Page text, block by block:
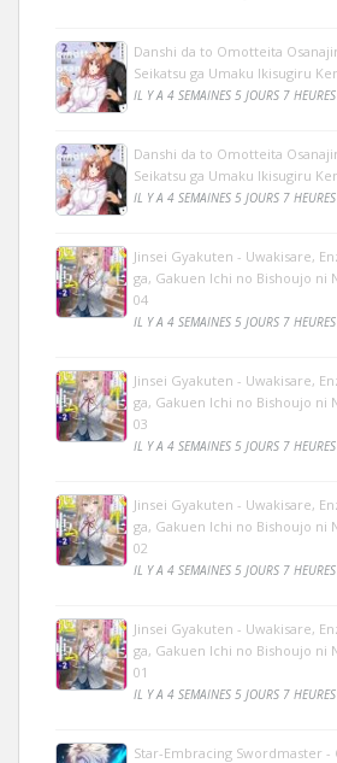
Danshi da to Omotteita
Seikatsu ga Umaku Ikisugiru
IL Y A 4 SEMAINES 5 JOURS 7 HEURES
Danshi da to Omotteita
Seikatsu ga Umaku Ikisugiru
IL Y A 4 SEMAINES 5 JOURS 7 HEURES
Jinsei Gyakuten - Uwakisare,
ga, Gakuen Ichi no Bishoujo ni
04
IL Y A 4 SEMAINES 5 JOURS 7 HEURES
Jinsei Gyakuten - Uwakisare,
ga, Gakuen Ichi no Bishoujo ni
03
IL Y A 4 SEMAINES 5 JOURS 7 HEURES
Jinsei Gyakuten - Uwakisare,
ga, Gakuen Ichi no Bishoujo ni
02
IL Y A 4 SEMAINES 5 JOURS 7 HEURES
Jinsei Gyakuten - Uwakisare,
ga, Gakuen Ichi no Bishoujo ni
01
IL Y A 4 SEMAINES 5 JOURS 7 HEURES
Star-Embracing Swordmaster -